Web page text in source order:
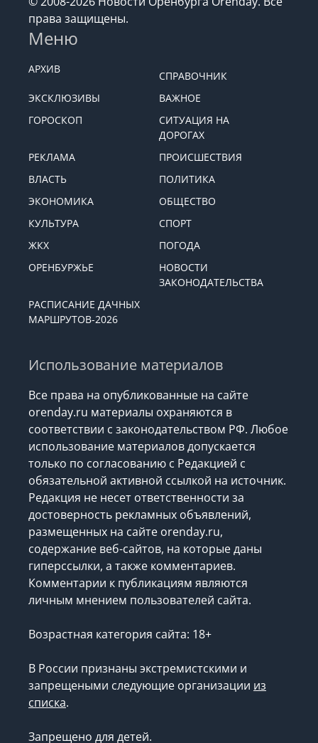
права защищены.
Меню
АРХИВ
СПРАВОЧНИК
ЭКСКЛЮЗИВЫ
ВАЖНОЕ
ГОРОСКОП
СИТУАЦИЯ НА
ДОРОГАХ
РЕКЛАМА
ПРОИСШЕСТВИЯ
ВЛАСТЬ
ПОЛИТИКА
ЭКОНОМИКА
ОБЩЕСТВО
КУЛЬТУРА
СПОРТ
ЖКХ
ПОГОДА
ОРЕНБУРЖЬЕ
НОВОСТИ
ЗАКОНОДАТЕЛЬСТВА
РАСПИСАНИЕ ДАЧНЫХ
МАРШРУТОВ-2026
Использование материалов
Все права на опубликованные на сайте
orenday.ru материалы охраняются в
соответствии с законодательством РФ. Любое
использование материалов допускается
только по согласованию с Редакцией с
обязательной активной ссылкой на источник.
Редакция не несет ответственности за
достоверность рекламных объявлений,
размещенных на сайте orenday.ru,
содержание веб-сайтов, на которые даны
гиперссылки, а также комментариев.
Комментарии к публикациям являются
личным мнением пользователей сайта.
Возрастная категория сайта: 18+
В России признаны экстремистскими и
запрещеными следующие организации из
списка.
Запрещено для детей.